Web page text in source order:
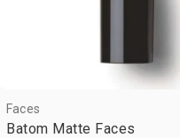
Faces
Batom Matte Faces